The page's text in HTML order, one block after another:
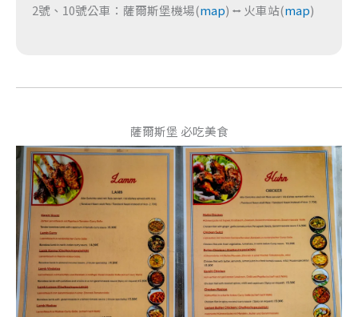
2號、10號公車：薩爾斯堡機場(map) ⭤ 火車站(map)
薩爾斯堡 必吃美食